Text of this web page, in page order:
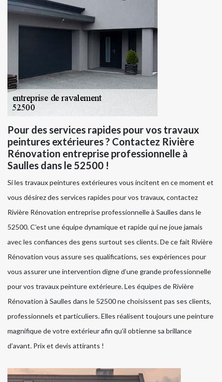
Pour des services rapides pour vos travaux
peintures extérieures ? Contactez Rivière
Rénovation entreprise professionnelle à
Saulles dans le 52500 !
Si les travaux peintures extérieures vous incitent en ce moment et
vous désirez des services rapides pour vos travaux, contactez
Rivière Rénovation entreprise professionnelle à Saulles dans le
52500. C’est une équipe dynamique et rapide qui ne joue jamais
avec les confiances des gens surtout ses clients. De ce fait Rivière
Rénovation vous assure ses qualifications, ses expériences pour
vous assurer une intervention digne d’une grande professionnelle
pour vos travaux peinture extérieure. Les équipes de Rivière
Rénovation à Saulles dans le 52500 ne choisissent pas ses clients,
professionnels et particuliers. Elles réalisent toujours une peinture
magnifique de votre extérieur afin qu’il obtienne sa brillance
d’avant. Prix et devis attirants !